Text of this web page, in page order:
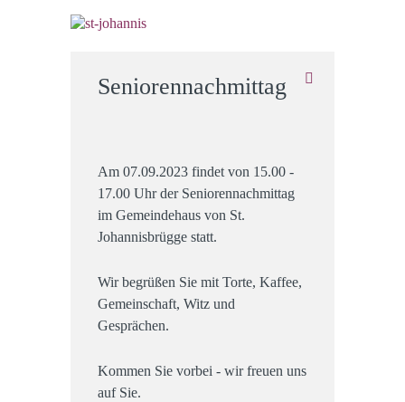
Seniorennachmittag
Am 07.09.2023 findet von 15.00 -
17.00 Uhr der Seniorennachmittag
im Gemeindehaus von St.
Johannisbrügge statt.
Wir begrüßen Sie mit Torte, Kaffee,
Gemeinschaft, Witz und
Gesprächen.
Kommen Sie vorbei - wir freuen uns
auf Sie.